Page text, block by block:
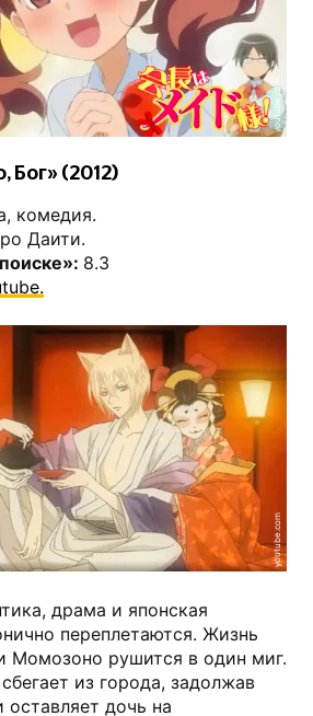
youtube.com
Бог» (2012)
комедия.
Даити.
8.3
youtube.com
драма и японская
переплетаются. Жизнь
Момозоно рушится в один миг.
из города, задолжав
дочь на